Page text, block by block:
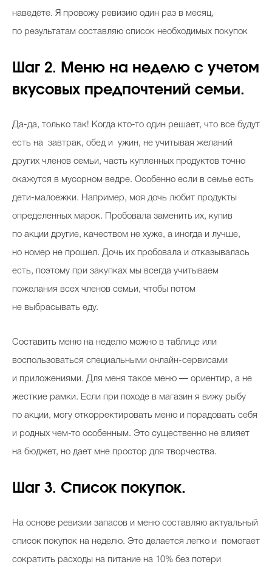
наведете. Я провожу ревизию один раз в месяц,
по результатам составляю список необходимых покупок
Шаг 2. Меню на неделю с учетом
вкусовых предпочтений семьи.
Да-да, только так! Когда кто-то один решает, что все будут
есть на завтрак, обед и ужин, не учитывая желаний
других членов семьи, часть купленных продуктов точно
окажутся в мусорном ведре. Особенно если в семье есть
дети-малоежки. Например, моя дочь любит продукты
определенных марок. Пробовала заменить их, купив
по акции другие, качеством не хуже, а иногда и лучше,
но номер не прошел. Дочь их пробовала и отказывалась
есть, поэтому при закупках мы всегда учитываем
пожелания всех членов семьи, чтобы потом
не выбрасывать еду.
Составить меню на неделю можно в таблице или
воспользоваться специальными онлайн-сервисами
и приложениями. Для меня такое меню — ориентир, а не
жесткие рамки. Если при походе в магазин я вижу рыбу
по акции, могу откорректировать меню и порадовать себя
и родных чем-то особенным. Это существенно не влияет
на бюджет, но дает мне простор для творчества.
Шаг 3. Список покупок.
На основе ревизии запасов и меню составляю актуальный
список покупок на неделю. Это делается легко и помогает
сократить расходы на питание на 10% без потери